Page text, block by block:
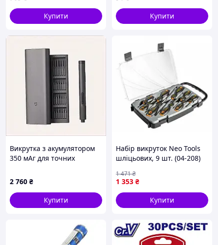
Купити
Купити
Викрутка з акумулятором
350 мАг для точних
24E6CB4259
2 760 ₴
Купити
Набір викруток Neo Tools
шліцьових, 9 шт. (04-208)
1 353 ₴
1 471₴
Купити